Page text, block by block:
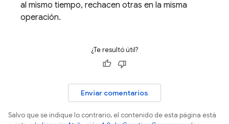
al mismo tiempo, rechacen otras en la misma
operación.
¿Te resultó útil?
Enviar comentarios
Salvo que se indique lo contrario, el contenido de esta página está